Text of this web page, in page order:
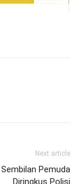
Next article
Pemuda
Diringkus Polisi